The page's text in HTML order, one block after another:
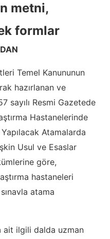
metni,
formlar
Temel Kanununun
hazırlanan ve
sayılı Resmi Gazetede
Hastanelerinde
Atamalarda
Usul ve Esaslar
göre,
hastaneleri
atama
ait ilgili dalda uzman